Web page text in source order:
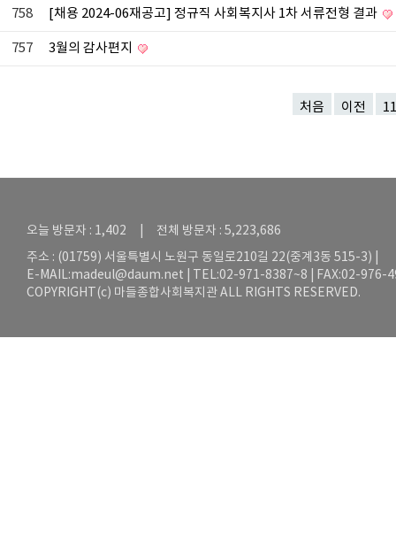
758 [채용 2024-06재공고] 정규직 사회복지사 1차 서류전형 결과
757 3월의 감사편지
처음 이전 11
오늘 방문자 : 1,402 | 전체 방문자 : 5,223,686
주소 : (01759) 서울특별시 노원구 동일로210길 22(중계3동 515-3) |
E-MAIL:madeul@daum.net | TEL:02-971-8387~8 | FAX:02-976-
COPYRIGHT(c) 마들종합사회복지관 ALL RIGHTS RESERVED.